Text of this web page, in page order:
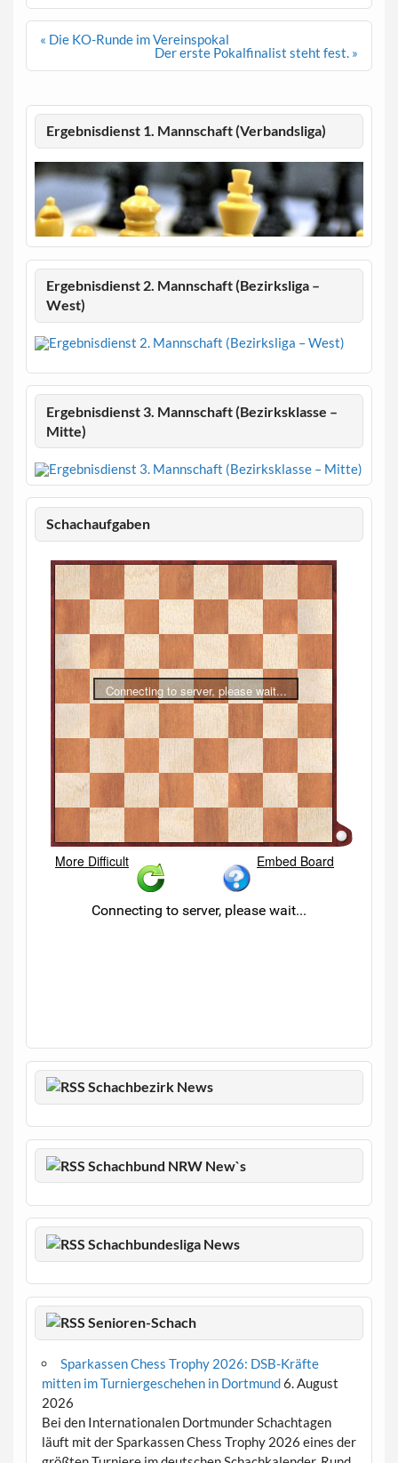
Beitragsnavigation
« Die KO-Runde im Vereinspokal
Der erste Pokalfinalist steht fest. »
Ergebnisdienst 1. Mannschaft (Verbandsliga)
Ergebnisdienst 2. Mannschaft (Bezirksliga –
West)
Ergebnisdienst 3. Mannschaft (Bezirksklasse –
Mitte)
Schachaufgaben
Schachbezirk News
Schachbund NRW New`s
Schachbundesliga News
Senioren-Schach
Sparkassen Chess Trophy 2026: DSB-Kräfte
mitten im Turniergeschehen in Dortmund6. August
2026
Bei den Internationalen Dortmunder Schachtagen
läuft mit der Sparkassen Chess Trophy 2026 eines der